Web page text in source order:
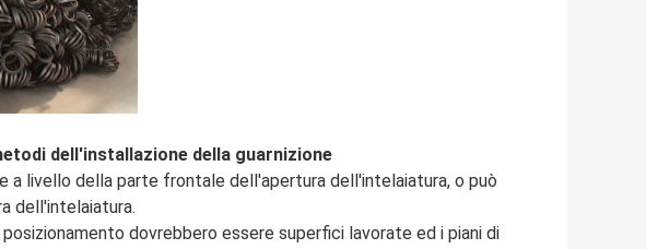
dell'installazione della guarnizione
a livello della parte frontale dell'apertura dell'intelaiatura, o può
dell'intelaiatura.
dovrebbero essere superfici lavorate ed i piani di